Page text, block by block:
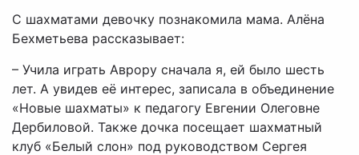
С шахматами девочку познакомила мама. Алёна
Бехметьева рассказывает:
– Учила играть Аврору сначала я, ей было шесть
лет. А увидев её интерес, записала в объединение
«Новые шахматы» к педагогу Евгении Олеговне
Дербиловой. Также дочка посещает шахматный
клуб «Белый слон» под руководством Сергея